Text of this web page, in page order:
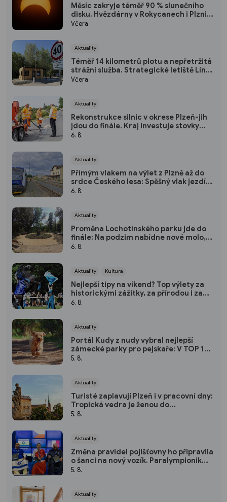
Měsíc zakryje téměř 90 % slunečního
disku. Hvězdárny v Rokycanech i Plzni
zvou na podvečerní sledování
Včera
Aktuality
Téměř 14 kilometrů plotu a nepřetržitá
strážní služba. Strategické letiště Líně
má od srpna nový režim vstupů
Včera
Aktuality
Rekonstrukce silnic v okrese Plzeň-jih
jdou do finále. Kraj investuje stovky
milionů do nových povrchů i moderních
6. 8.
Aktuality
Přímým vlakem na výlet z Plzně až do
srdce Českého lesa: Spěšný vlak jezdí
každou sobotu až do října
6. 8.
Aktuality
Proměna Lochotínského parku jde do
finále: Na podzim nabídne nové molo,
cvičební prvky i vodopád
6. 8.
Aktuality Kultura
Nejlepší tipy na víkend? Top výlety za
historickými zážitky, za přírodou i za
kulturou
6. 8.
Aktuality
Portál Kudy z nudy vybral nejlepší
zámecké parky pro pejskaře: V TOP 10
nechybí ani jeden kousek od Plzně
5. 8.
Aktuality
Turisté zaplavují Plzeň i v pracovní dny:
Tropická vedra je ženou do
pivovarských sklepů a podzemí
5. 8.
Aktuality
Změna pravidel pojišťovny ho připravila
o šanci na nový vozík. Paralympionik
Ondřej Kaas přesto bojuje o
5. 8.
Aktuality